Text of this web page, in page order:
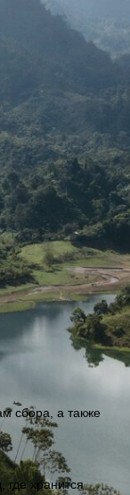
сбора, а также
где хранится